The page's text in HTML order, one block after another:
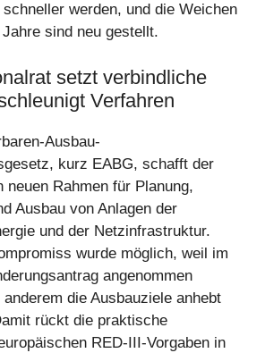
werden, und die Weichen
sind neu gestellt.
setzt verbindliche
Verfahren
Ausbau-
kurz EABG, schafft der
neuen Rahmen für Planung,
Ausbau von Anlagen der
und der Netzinfrastruktur.
wurde möglich, weil im
angenommen
die Ausbauziele anhebt
rückt die praktische
RED-III-Vorgaben in